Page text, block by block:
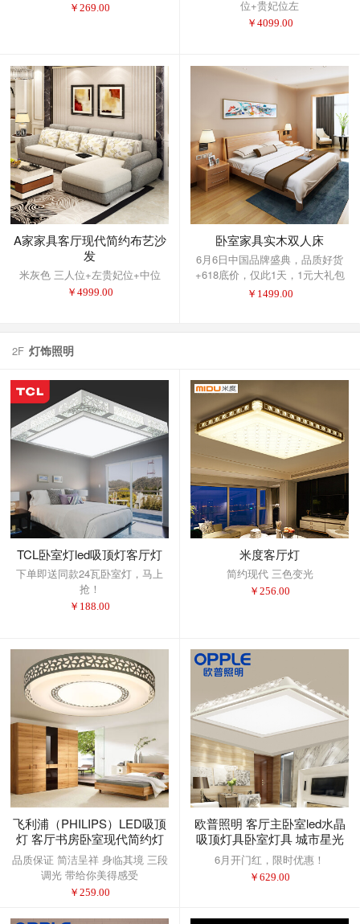
￥ 269.00 位+贵妃位左
￥ 4099.00
A家家具客厅现代简约布艺沙
发
米灰色 三人位+左贵妃位+中位
￥ 4999.00
卧室家具实木双人床
6月6日中国品牌盛典，品质好货
+618底价，仅此1天，1元大礼包
提前抢！
￥ 1499.00
2F 灯饰照明
TCL卧室灯led吸顶灯客厅灯
下单即送同款24瓦卧室灯，马上
抢！
￥ 188.00
米度客厅灯
简约现代 三色变光
￥ 256.00
飞利浦（PHILIPS）LED吸顶
灯 客厅书房卧室现代简约灯
具饰分段调光 炫丽30W 中性
光
品质保证 简洁呈祥 身临其境 三段
调光 带给你美得感受
￥ 259.00
欧普照明 客厅主卧室led水晶
吸顶灯具卧室灯具 城市星光
三段调光53瓦长宽55cm适16-
20平
6月开门红，限时优惠！
￥ 629.00